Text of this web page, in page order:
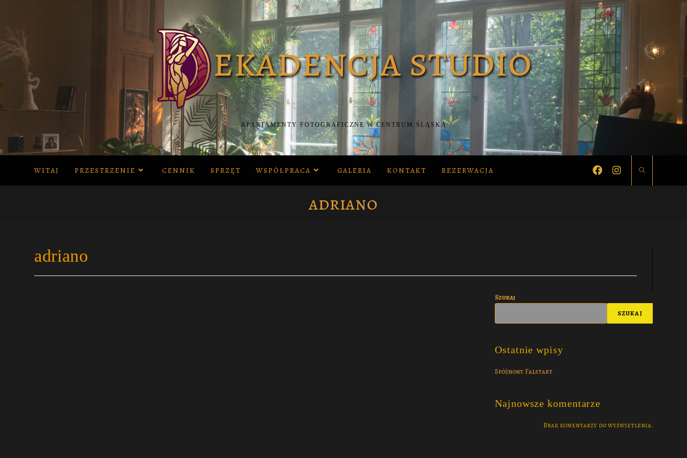
APARTAMENTY FOTOGRAFICZNE W CENTRUM ŚLĄSKA
WITAJ PRZESTRZENIE CENNIK SPRZĘT WSPÓŁPRACA GALERIA KONTAKT REZERWACJA
adriano
adriano
Szukaj
SZUKAJ
Ostatnie wpisy
Spóźnony Falstart
Najnowsze komentarze
Brak komentarzy do wyświetlenia.